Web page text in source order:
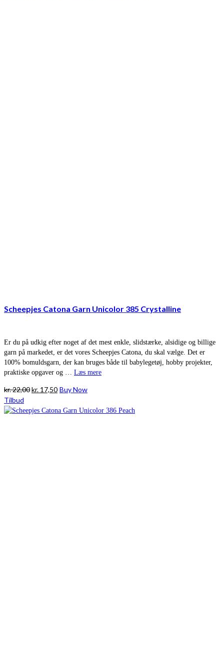
Scheepjes Catona Garn Unicolor 385 Crystalline
Er du på udkig efter noget af det mest enkle, slidstærke, alsidige og billige
garn på markedet, er det vores Scheepjes Catona, du skal vælge. Det er
100% bomuldsgarn, der kan bruges både til babylegetøj, hobby projekter,
praktiske opgaver og … Læs mere
kr.22,00Den
pris
kr. 17,50Den
pris
Buy Now
Tilbud